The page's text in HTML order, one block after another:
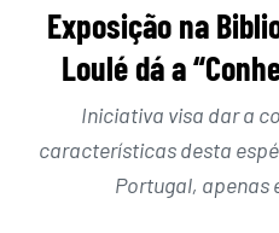
Exposição na
Loulé dá a
Iniciativa visa dar a
características desta
Portugal, apenas